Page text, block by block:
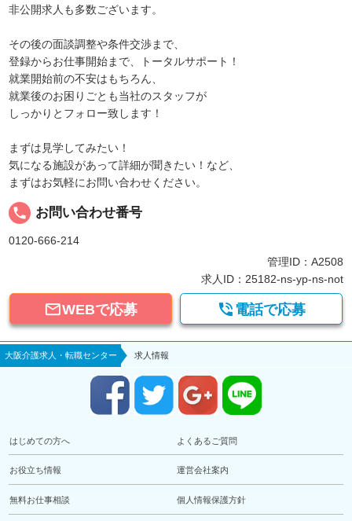
非公開求人も多数ございます。
その後の面談調整や条件交渉まで、
登録からお仕事開始まで、トータルサポート！
就業開始前の不安はもちろん、
就業後のお困りごとも当社のスタッフが
しっかりとフォロー致します！
まずは見学してみたい！
気になる施設があって詳細が聞きたい！など、
まずはお気軽にお問い合わせください。
local_phone お問い合わせ番号
0120-666-214
管理ID：A2508
求人ID：25182-ns-yp-ns-not
WEBで応募  電話で応募
大阪介護求人・転職センター 求人情報
はじめての方へ よくあるご質問
お役立ち情報 運営会社案内
無料お仕事相談 個人情報保護方針